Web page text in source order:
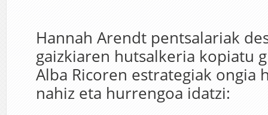
Hannah Arendt pentsalariak
gaizkiaren hutsalkeria kopiatu
Alba Ricoren estrategiak ongia
nahiz eta hurrengoa idatzi: